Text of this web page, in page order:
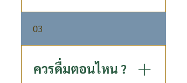
ไม่ส่งผลกระทบอะไร สามารถดื่ม
ก็เพียงพอต่อความต้องการแล้ว
03
ควรดื่มตอนไหน ?